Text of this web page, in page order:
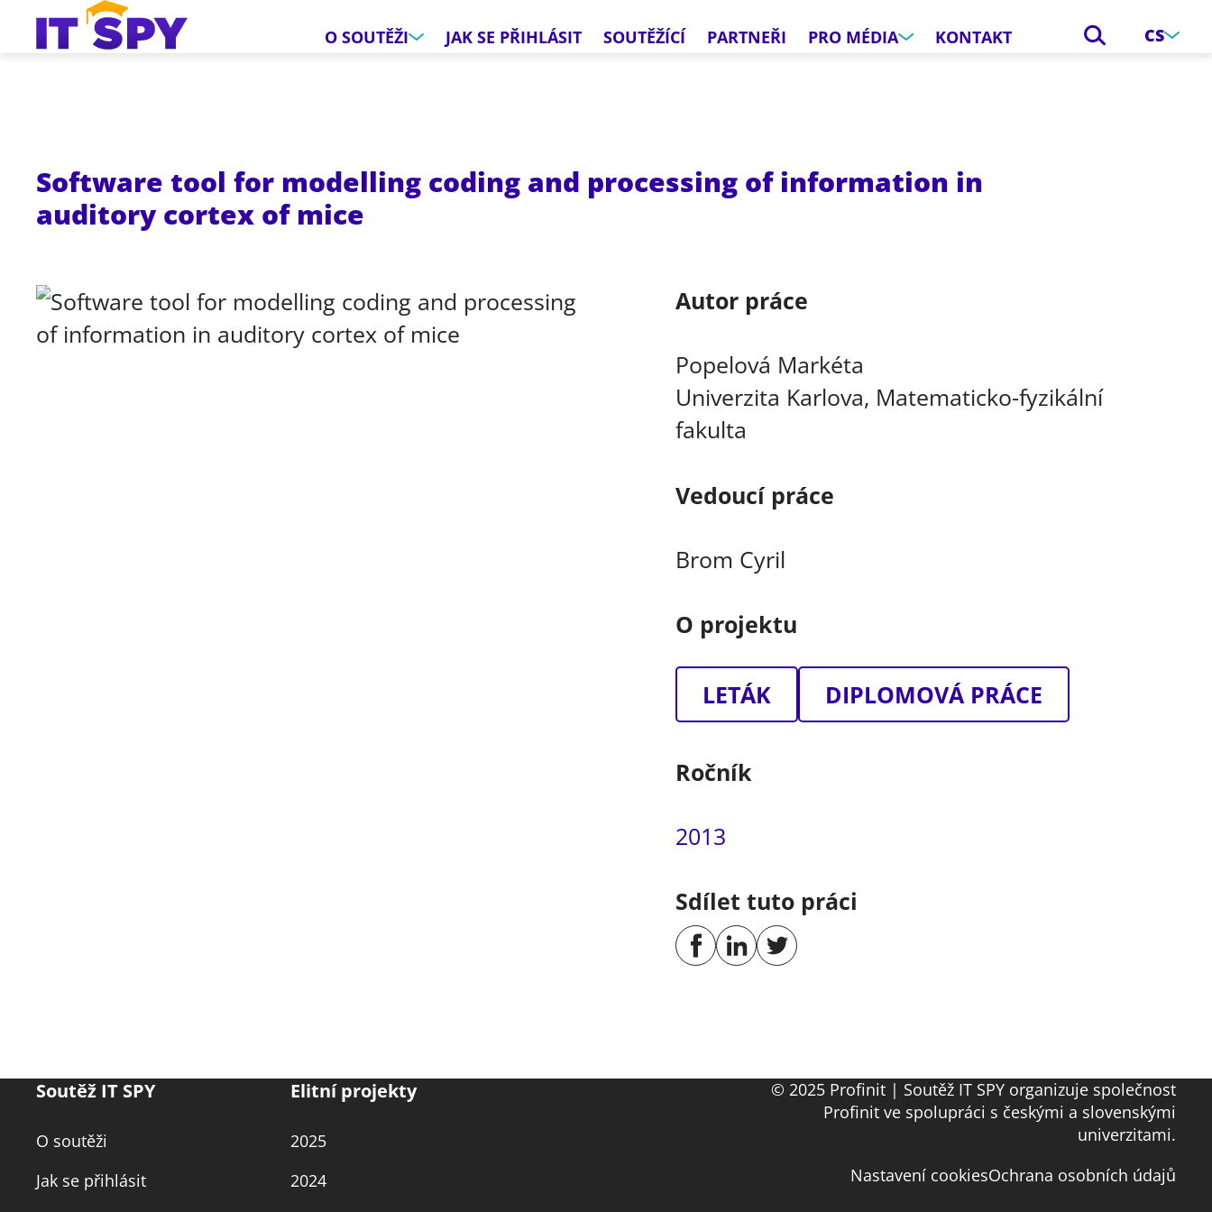
O SOUTĚŽI JAK SE PŘIHLÁSIT SOUTĚŽÍCÍ PARTNEŘI PRO MÉDIA KONTAKT CS
Software tool for modelling coding and processing of information in
auditory cortex of mice
Autor práce
Popelová Markéta
Univerzita Karlova, Matematicko-fyzikální
fakulta
Vedoucí práce
Brom Cyril
O projektu
LETÁK DIPLOMOVÁ PRÁCE
Ročník
2013
Sdílet tuto práci
Soutěž IT SPY
O soutěži
Jak se přihlásit
Elitní projekty
2025
2024
© 2025 Profinit | Soutěž IT SPY organizuje společnost
Profinit ve spolupráci s českými a slovenskými
univerzitami.
Nastavení cookiesOchrana osobních údajů